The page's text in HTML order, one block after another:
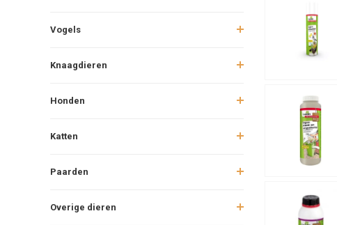
Vogels
Knaagdieren
Honden
Katten
Paarden
Overige dieren